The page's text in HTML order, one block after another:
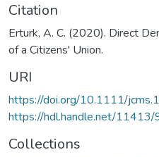
Citation
Erturk, A. C. (2020). Direct
of a Citizens' Union.
URI
https://doi.org/10.1111/
https://hdl.handle.net/
Collections